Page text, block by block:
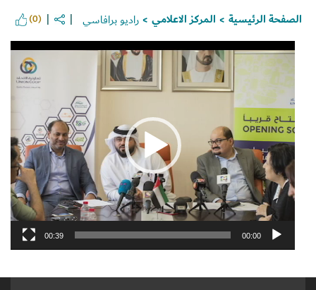
الصفحة الرئيسية > المركز الاعلامي > راديو برافاسي (0)
مشغل
الفيديو
00:00
00:39
Set Youtube Channel ID